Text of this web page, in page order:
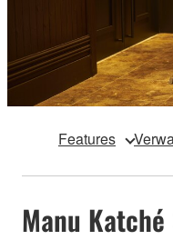
Features
Manu